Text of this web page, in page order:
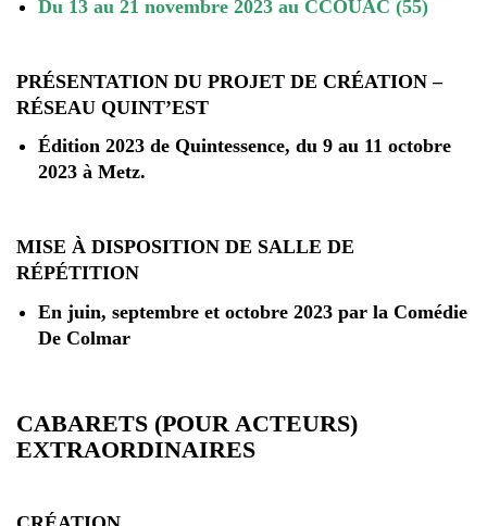
Du 13 au 21 novembre 2023 au CCOUAC (55)
PRÉSENTATION DU PROJET DE CRÉATION –
RÉSEAU QUINT’EST
Édition 2023 de Quintessence, du 9 au 11 octobre
2023 à Metz.
MISE À DISPOSITION DE SALLE DE
RÉPÉTITION
En juin, septembre et octobre 2023 par la Comédie
De Colmar
CABARETS (POUR ACTEURS)
EXTRAORDINAIRES